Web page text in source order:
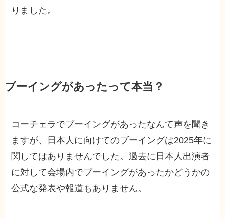
りました。
ブーイングがあったって本当？
コーチェラでブーイングがあったなんて声を聞き
ますが、日本人に向けてのブーイングは2025年に
関してはありませんでした。過去に日本人出演者
に対して会場内でブーイングがあったかどうかの
公式な発表や報道もありません。